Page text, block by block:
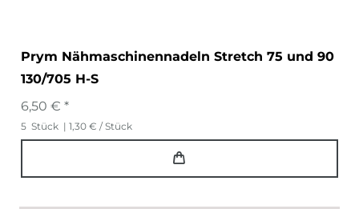
Prym Nähmaschinennadeln Stretch 75 und 90
130/705 H-S
6,50 € *
5 Stück | 1,30 € / Stück